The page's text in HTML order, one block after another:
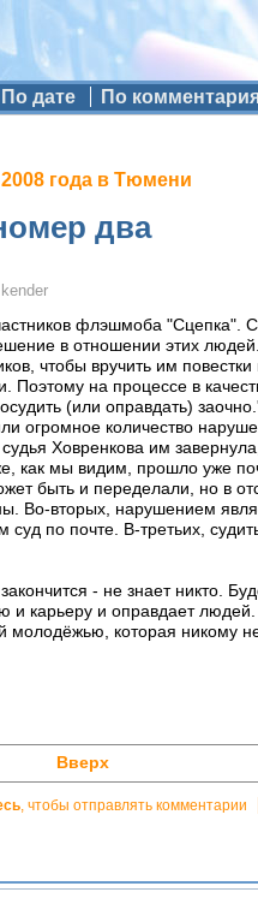
По дате По
года в Тюмени
два
kender
флэшмоба "Сцепка".
в отношении этих
чтобы вручить им
Поэтому на процессе в
(или оправдать) заочно.'
огромное количество
Ховренкова им
как мы видим, прошло уже
быть и переделали, но в
Во-вторых, нарушением
по почте. В-третьих,
- не знает никто.
и карьеру и оправдает
которая никому
Вверх
, чтобы отправлять комментарии